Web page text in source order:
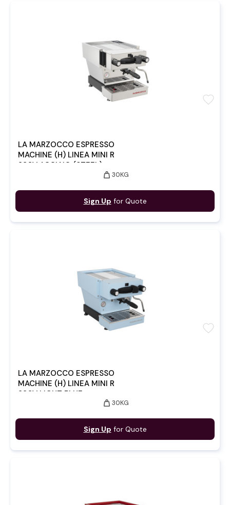
LA MARZOCCO ESPRESSO
MACHINE (H) LINEA MINI R
220V ACCIAIO (STEEL)
weight 30KG
Sign Up for Quote
favorite
LA MARZOCCO ESPRESSO
MACHINE (H) LINEA MINI R
220V LIGHT BLUE
weight 30KG
Sign Up for Quote
favorite